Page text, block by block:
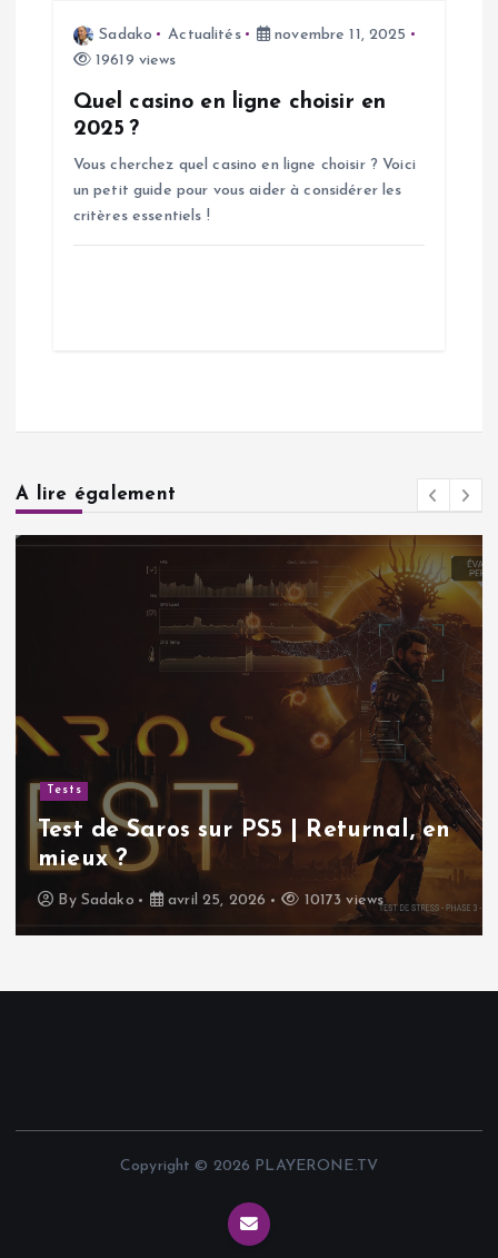
Sadako Actualités
novembre 11, 2025
19619 views
Quel casino en ligne choisir en
2025 ?
Vous cherchez quel casino en ligne choisir ? Voici
un petit guide pour vous aider à considérer les
critères essentiels !
A lire également
Tests
Test de Saros sur PS5 | Returnal, en
mieux ?
By Sadako avril 25, 2026 10173 views
Copyright © 2026 PLAYERONE.TV